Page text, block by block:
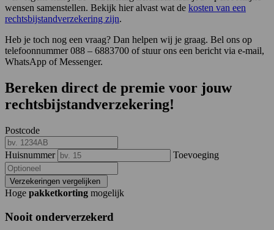
wensen samenstellen. Bekijk hier alvast wat de kosten van een
rechtsbijstandverzekering zijn.
Heb je toch nog een vraag? Dan helpen wij je graag. Bel ons op
telefoonnummer 088 – 6883700 of stuur ons een bericht via e-mail,
WhatsApp of Messenger.
Bereken direct de premie voor jouw
rechtsbijstandverzekering!
Postcode
Huisnummer Toevoeging
Verzekeringen vergelijken
Hoge pakketkorting mogelijk
Nooit onderverzekerd